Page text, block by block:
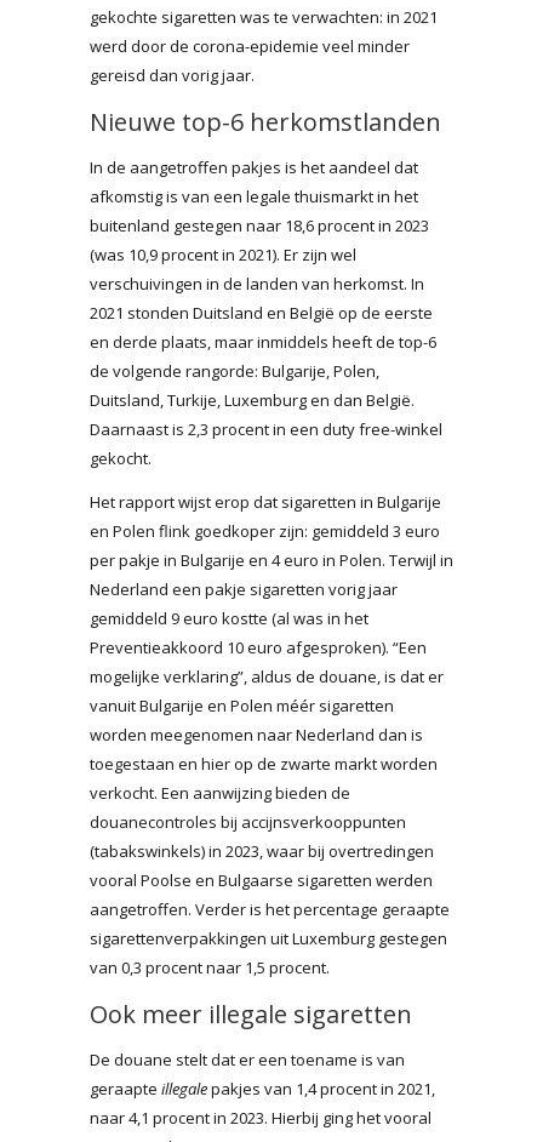
gekochte sigaretten was te verwachten: in 2021
werd door de corona-epidemie veel minder
gereisd dan vorig jaar.
Nieuwe top-6 herkomstlanden
In de aangetroffen pakjes is het aandeel dat
afkomstig is van een legale thuismarkt in het
buitenland gestegen naar 18,6 procent in 2023
(was 10,9 procent in 2021). Er zijn wel
verschuivingen in de landen van herkomst. In
2021 stonden Duitsland en België op de eerste
en derde plaats, maar inmiddels heeft de top-6
de volgende rangorde: Bulgarije, Polen,
Duitsland, Turkije, Luxemburg en dan België.
Daarnaast is 2,3 procent in een duty free-winkel
gekocht.
Het rapport wijst erop dat sigaretten in Bulgarije
en Polen flink goedkoper zijn: gemiddeld 3 euro
per pakje in Bulgarije en 4 euro in Polen. Terwijl in
Nederland een pakje sigaretten vorig jaar
gemiddeld 9 euro kostte (al was in het
Preventieakkoord 10 euro afgesproken). “Een
mogelijke verklaring”, aldus de douane, is dat er
vanuit Bulgarije en Polen méér sigaretten
worden meegenomen naar Nederland dan is
toegestaan en hier op de zwarte markt worden
verkocht. Een aanwijzing bieden de
douanecontroles bij accijnsverkooppunten
(tabakswinkels) in 2023, waar bij overtredingen
vooral Poolse en Bulgaarse sigaretten werden
aangetroffen. Verder is het percentage geraapte
sigarettenverpakkingen uit Luxemburg gestegen
van 0,3 procent naar 1,5 procent.
Ook meer illegale sigaretten
De douane stelt dat er een toename is van
geraapte illegalepakjes van 1,4 procent in 2021,
naar 4,1 procent in 2023. Hierbij ging het vooral